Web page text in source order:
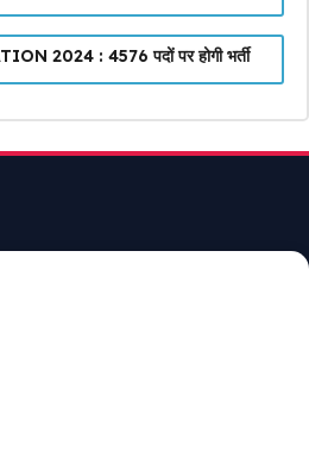
2024 : 4576 पदों पर होगी भर्ती